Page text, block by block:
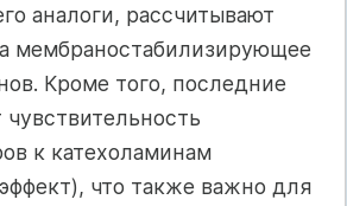
аналоги, рассчитывают
мембраностабилизирующее
Кроме того, последние
к катехоламинам
что также важно для